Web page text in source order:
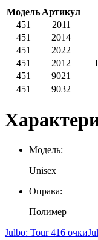
Модель Артикул
451
2011
451
2014
451
2022
451
2012
451
9021
451
9032
Модель:
Unisex
Оправа:
Полимер
Julbo: Tour 416 очки